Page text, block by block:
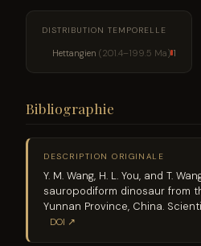
DISTRIBUTION TEMPORELLE
Hettangien (201.4–199.5 Ma) 1
Bibliographie
DESCRIPTION ORIGINALE
Y. M. Wang, H. L. You, and T.
sauropodiform dinosaur from
Yunnan Province, China.
DOI ↗